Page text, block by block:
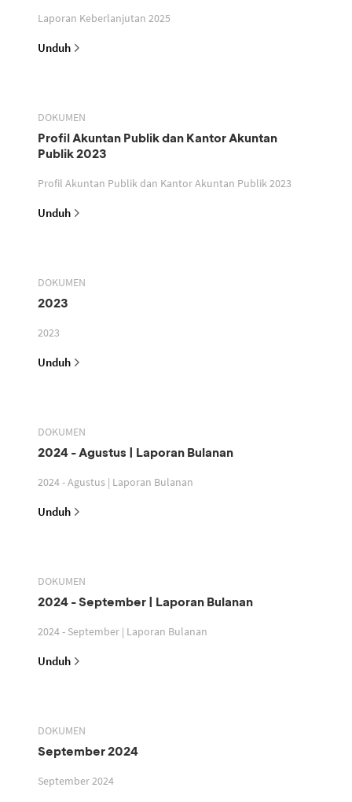
Laporan Keberlanjutan 2025
Unduh
DOKUMEN
Profil Akuntan Publik dan Kantor Akuntan
Publik 2023
Profil Akuntan Publik dan Kantor Akuntan Publik 2023
Unduh
DOKUMEN
2023
2023
Unduh
DOKUMEN
2024 - Agustus | Laporan Bulanan
2024 - Agustus | Laporan Bulanan
Unduh
DOKUMEN
2024 - September | Laporan Bulanan
2024 - September | Laporan Bulanan
Unduh
DOKUMEN
September 2024
September 2024